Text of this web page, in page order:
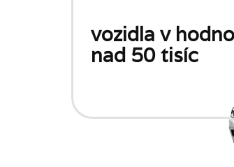
vozidla v
nad 50 tisíc